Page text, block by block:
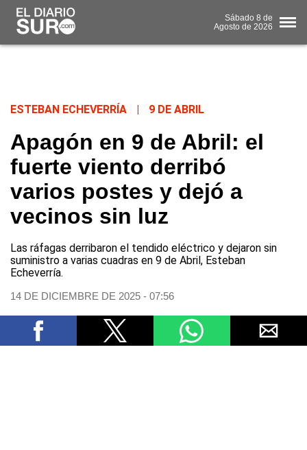
Sábado 8 de
Agosto de 2026
ESTEBAN ECHEVERRÍA 9 DE ABRIL
Apagón en 9 de Abril: el
fuerte viento derribó
varios postes y dejó a
vecinos sin luz
Las ráfagas derribaron el tendido eléctrico y dejaron sin
suministro a varias cuadras en 9 de Abril, Esteban
Echeverría.
14 DE DICIEMBRE DE 2025 - 07:56